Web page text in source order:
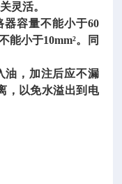
灵活。
容量不能小于60
能小于10mm²。同
油，加注后应不漏
，以免水溢出到电